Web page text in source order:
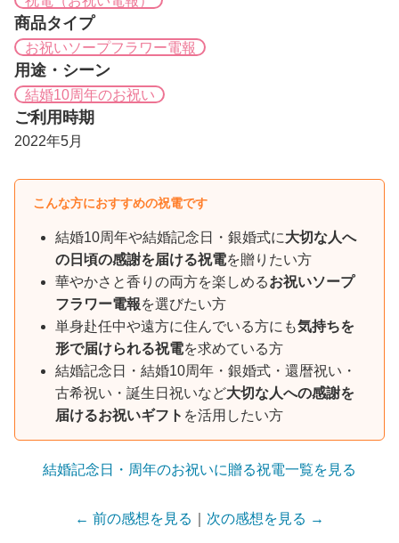
商品タイプ
お祝いソープフラワー電報
用途・シーン
結婚10周年のお祝い
ご利用時期
2022年5月
こんな方におすすめの祝電です
結婚10周年や結婚記念日・銀婚式に大切な人へ
の日頃の感謝を届ける祝電を贈りたい方
華やかさと香りの両方を楽しめるお祝いソープ
フラワー電報を選びたい方
単身赴任中や遠方に住んでいる方にも気持ちを
形で届けられる祝電を求めている方
結婚記念日・結婚10周年・銀婚式・還暦祝い・
古希祝い・誕生日祝いなど大切な人への感謝を
届けるお祝いギフト を活用したい方
結婚記念日・周年のお祝いに贈る祝電一覧を見る
← 前の感想を見る 次の感想を見る →